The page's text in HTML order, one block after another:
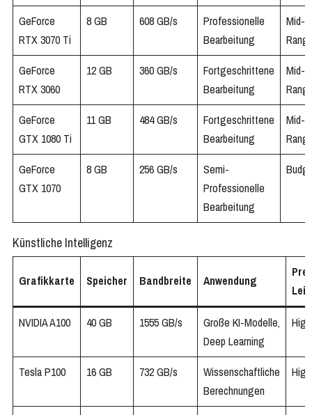
GeForce
RTX 3070 Ti
8 GB 608 GB/s
Professionelle
Bearbeitung
Mid-
GeForce
RTX 3060
12 GB 360 GB/s
Fortgeschrittene
Bearbeitung
Mid-
GeForce
GTX 1080 Ti
11 GB 484 GB/s
Fortgeschrittene
Bearbeitung
Mid-
GeForce
GTX 1070
8 GB 256 GB/s
Semi-
Professionelle
Bearbeitung
Künstliche Intelligenz
Grafikkarte Speicher Bandbreite Anwendung
NVIDIA A100 40 GB 1555 GB/s
Große KI-Modelle,
Deep Learning
Tesla P100 16 GB 732 GB/s
Wissenschaftliche
Berechnungen